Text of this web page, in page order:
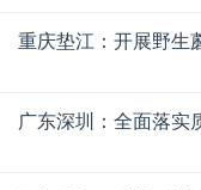
重庆垫江：开展野生
广东深圳：全面落实